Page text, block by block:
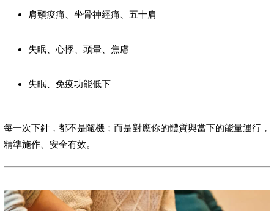
肩頸痠痛、坐骨神經痛、五十肩
失眠、心悸、頭暈、焦慮
失眠、免疫功能低下
每一次下針，都不是隨機；而是對應你的體質與當下的能量運行，
精準施作、安全有效。